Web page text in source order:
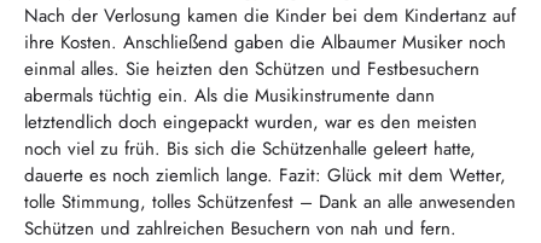
Nach der Verlosung kamen die Kinder bei dem Kindertanz auf
ihre Kosten. Anschließend gaben die Albaumer Musiker noch
einmal alles. Sie heizten den Schützen und Festbesuchern
abermals tüchtig ein. Als die Musikinstrumente dann
letztendlich doch eingepackt wurden, war es den meisten
noch viel zu früh. Bis sich die Schützenhalle geleert hatte,
dauerte es noch ziemlich lange. Fazit: Glück mit dem Wetter,
tolle Stimmung, tolles Schützenfest – Dank an alle anwesenden
Schützen und zahlreichen Besuchern von nah und fern.